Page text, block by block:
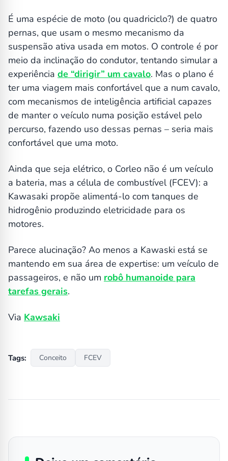
É uma espécie de moto (ou quadriciclo?) de quatro
pernas, que usam o mesmo mecanismo da
suspensão ativa usada em motos. O controle é por
meio da inclinação do condutor, tentando simular a
experiência de “dirigir” um cavalo. Mas o plano é
ter uma viagem mais confortável que a num cavalo,
com mecanismos de inteligência artificial capazes
de manter o veículo numa posição estável pelo
percurso, fazendo uso dessas pernas – seria mais
confortável que uma moto.
Ainda que seja elétrico, o Corleo não é um veículo
a bateria, mas a célula de combustível (FCEV): a
Kawasaki propõe alimentá-lo com tanques de
hidrogênio produzindo eletricidade para os
motores.
Parece alucinação? Ao menos a Kawaski está se
mantendo em sua área de expertise: um veículo de
passageiros, e não um robô humanoide para
tarefas gerais.
Via Kawsaki
Tags: Conceito FCEV